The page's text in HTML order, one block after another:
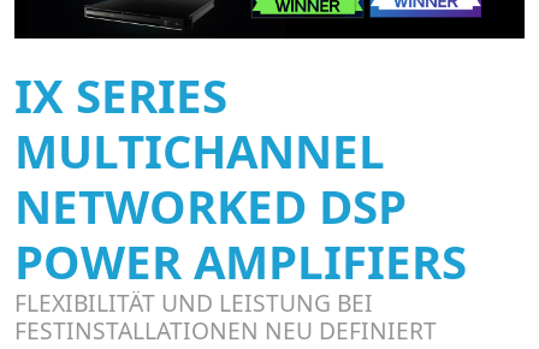
IX SERIES
MULTICHANNEL
NETWORKED DSP
POWER AMPLIFIERS
FLEXIBILITÄT UND LEISTUNG BEI
FESTINSTALLATIONEN NEU DEFINIERT